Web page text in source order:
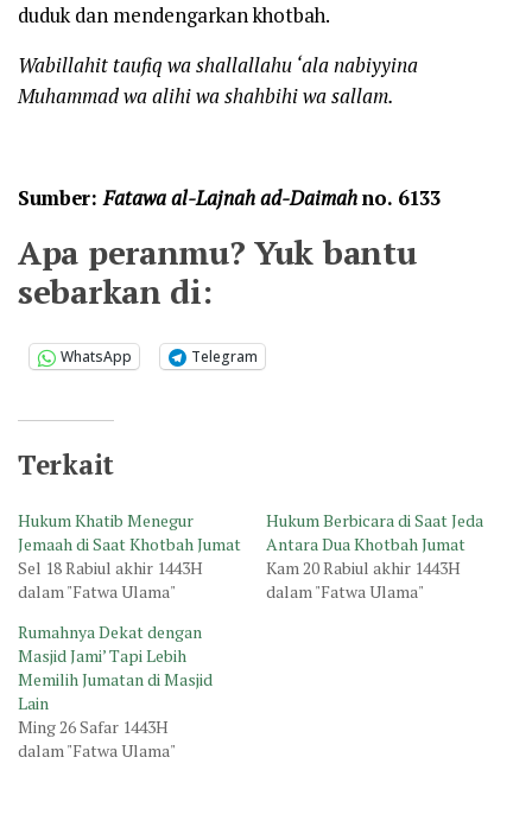
duduk dan mendengarkan khotbah.
Wabillahit taufiq wa shallallahu ‘ala nabiyyina
Muhammad wa alihi wa shahbihi wa sallam.
Sumber:Fatawa al-Lajnah ad-Daimahno. 6133
Apa peranmu? Yuk bantu
sebarkan di:
WhatsApp Telegram
Terkait
Hukum Khatib Menegur
Jemaah di Saat Khotbah Jumat
Sel 18 Rabiul akhir 1443H
dalam "Fatwa Ulama"
Hukum Berbicara di Saat Jeda
Antara Dua Khotbah Jumat
Kam 20 Rabiul akhir 1443H
dalam "Fatwa Ulama"
Rumahnya Dekat dengan
Masjid Jami’ Tapi Lebih
Memilih Jumatan di Masjid
Lain
Ming 26 Safar 1443H
dalam "Fatwa Ulama"